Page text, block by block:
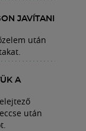
JAVÍTANI
után
A
után